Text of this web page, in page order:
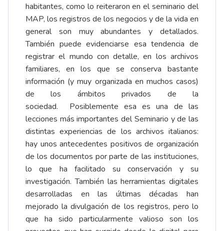
habitantes, como lo reiteraron en el seminario del
MAP, los registros de los negocios y de la vida en
general son muy abundantes y detallados.
También puede evidenciarse esa tendencia de
registrar el mundo con detalle, en los archivos
familiares, en los que se conserva bastante
información (y muy organizada en muchos casos)
de los ámbitos privados de la
sociedad. Posiblemente esa es una de las
lecciones más importantes del Seminario y de las
distintas experiencias de los archivos italianos:
hay unos antecedentes positivos de organización
de los documentos por parte de las instituciones,
lo que ha facilitado su conservación y su
investigación. También las herramientas digitales
desarrolladas en las últimas décadas han
mejorado la divulgación de los registros, pero lo
que ha sido particularmente valioso son los